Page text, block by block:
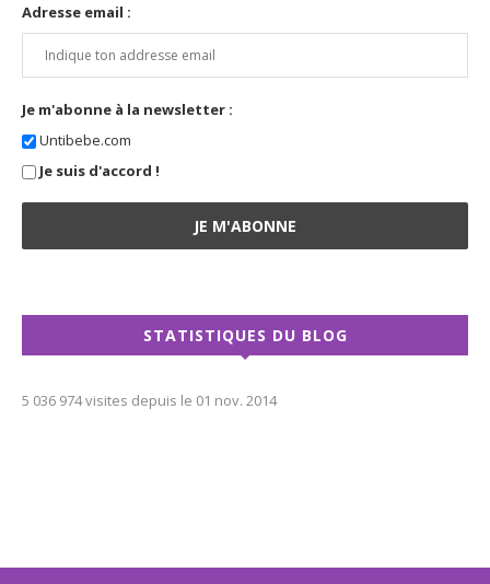
Adresse email :
Je m'abonne à la newsletter :
Untibebe.com
Je suis d'accord !
STATISTIQUES DU BLOG
5 036 974 visites depuis le 01 nov. 2014